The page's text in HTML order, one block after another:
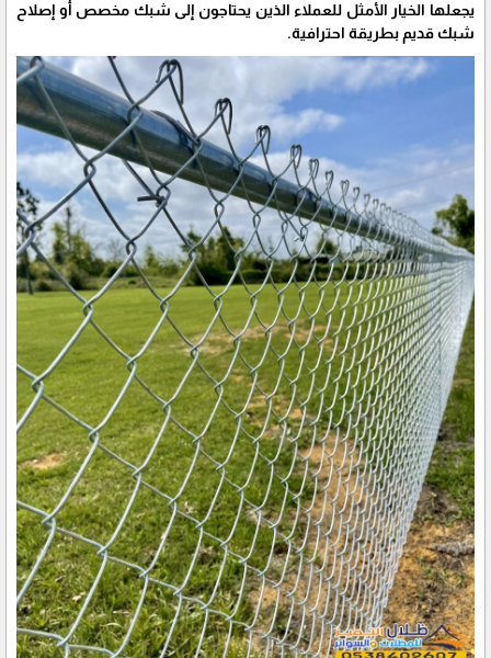
يجعلها الخيار الأمثل للعملاء الذين يحتاجون إلى شبك مخصص أو إصلاح
شبك قديم بطريقة احترافية.